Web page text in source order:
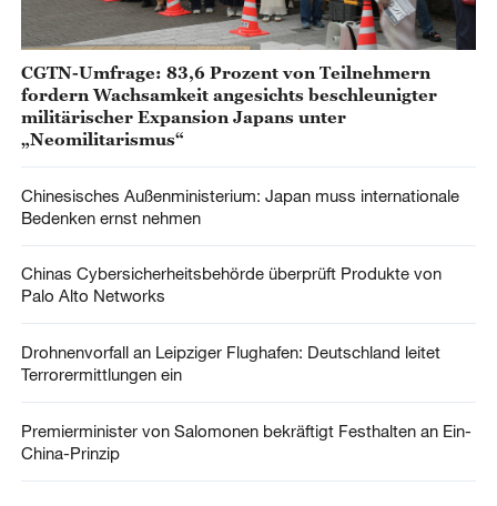
CGTN-Umfrage: 83,6 Prozent von Teilnehmern
fordern Wachsamkeit angesichts beschleunigter
militärischer Expansion Japans unter
„Neomilitarismus“
Chinesisches Außenministerium: Japan muss internationale
Bedenken ernst nehmen
Chinas Cybersicherheitsbehörde überprüft Produkte von
Palo Alto Networks
Drohnenvorfall an Leipziger Flughafen: Deutschland leitet
Terrorermittlungen ein
Premierminister von Salomonen bekräftigt Festhalten an Ein-
China-Prinzip